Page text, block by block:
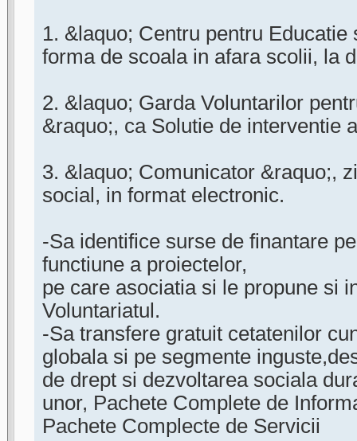
1. &laquo; Centru pentru
forma de scoala in afara scolii, la
2. &laquo; Garda Voluntarilor
&raquo;, ca Solutie de interventie
3. &laquo; Comunicator &raquo;,
social, in format electronic.
-Sa identifice surse de finantare
functiune a proiectelor,
pe care asociatia si le propune si
Voluntariatul.
-Sa transfere gratuit cetatenilor
globala si pe segmente
de drept si dezvoltarea sociala
unor, Pachete Complete de
Pachete Complecte de Servicii